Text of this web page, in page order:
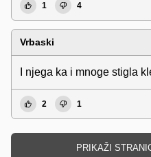
1 4
Vrbaski
I njega ka i mnoge stigla
2 1
PRIKAŽI